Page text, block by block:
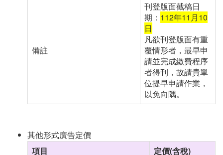
備註
刊登版面截稿日
期： 112年11月10
日
凡欲刊登版面有重
覆情形者，最早申
請並完成繳費程序
者得刊，故請貴單
位提早申請作業，
以免向隅。
其他形式廣告定價
項目
定價(含稅)